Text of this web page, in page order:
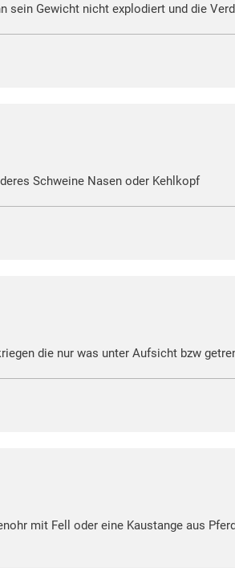
sein Gewicht nicht explodiert und die
Schweine Nasen oder Kehlkopf
die nur was unter Aufsicht bzw
mit Fell oder eine Kaustange aus